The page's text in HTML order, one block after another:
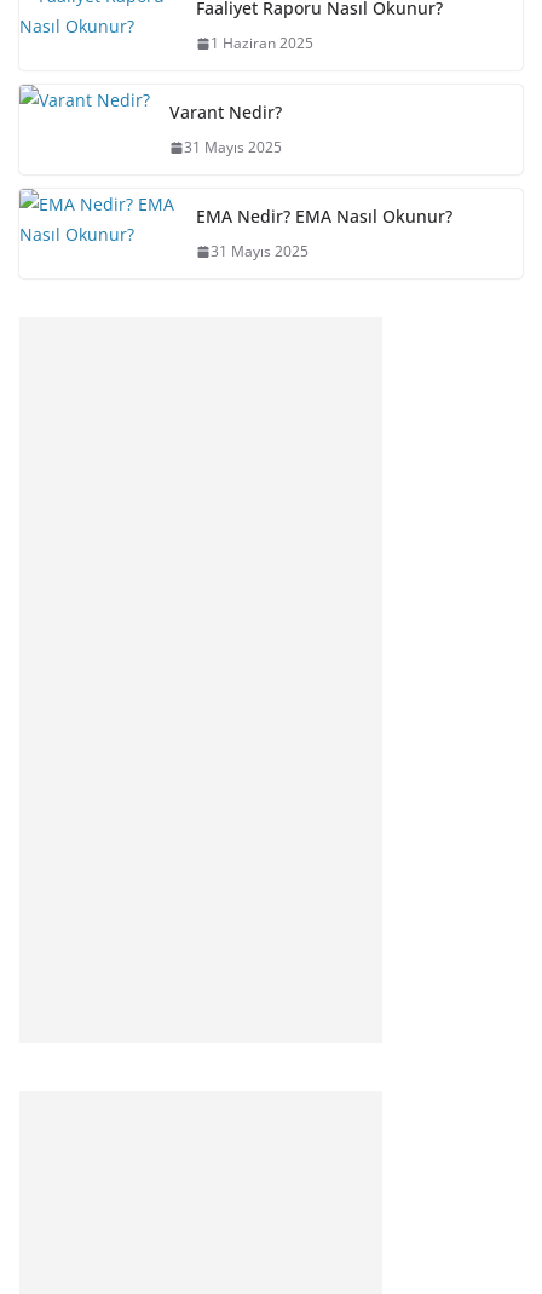
Faaliyet Raporu Nasıl Okunur?
1 Haziran 2025
Varant Nedir?
31 Mayıs 2025
EMA Nedir? EMA Nasıl Okunur?
31 Mayıs 2025